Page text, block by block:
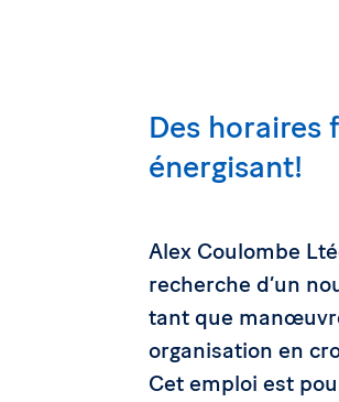
Des horaires
énergisant!
Alex Coulombe
recherche d’un
tant que
organisation en
Cet emploi est